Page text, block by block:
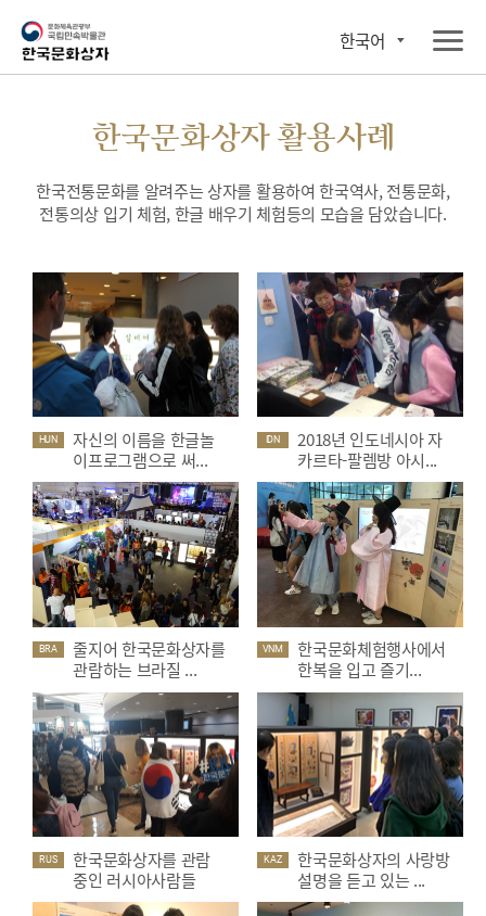
한국어
한국문화상자 활용사례
한국전통문화를 알려주는 상자를 활용하여 한국역사, 전통문화,
전통의상 입기 체험, 한글 배우기 체험등의 모습을 담았습니다.
HUN
자신의 이름을 한글놀
이프로그램으로 써...
IDN
2018년 인도네시아 자
카르타-팔렘방 아시...
BRA
줄지어 한국문화상자를
관람하는 브라질 ...
VNM
한국문화체험행사에서
한복을 입고 즐기...
RUS
한국문화상자를 관람
중인 러시아사람들
KAZ
한국문화상자의 사랑방
설명을 듣고 있는 ...